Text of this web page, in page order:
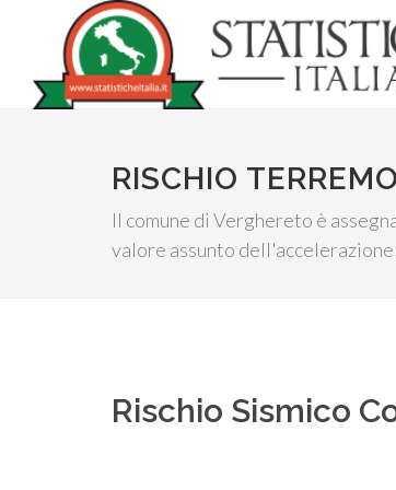
RISCHIO
Il comune di Verghereto è
valore assunto
Rischio Sismico